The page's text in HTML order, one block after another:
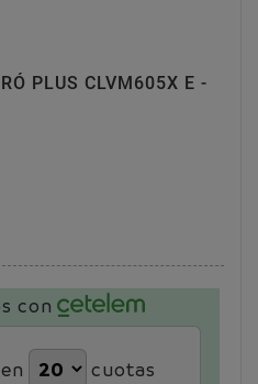
PLUS CLVM605X E -
con
cuotas